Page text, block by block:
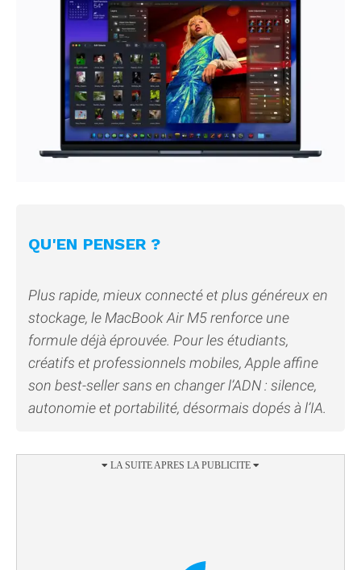
QU'EN PENSER ?
Plus rapide, mieux connecté et plus généreux en
stockage, le MacBook Air M5 renforce une
formule déjà éprouvée. Pour les étudiants,
créatifs et professionnels mobiles, Apple affine
son best-seller sans en changer l’ADN : silence,
autonomie et portabilité, désormais dopés à l’IA.